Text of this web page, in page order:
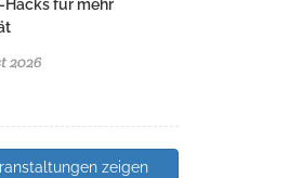
Hacks für mehr
2026
zeigen